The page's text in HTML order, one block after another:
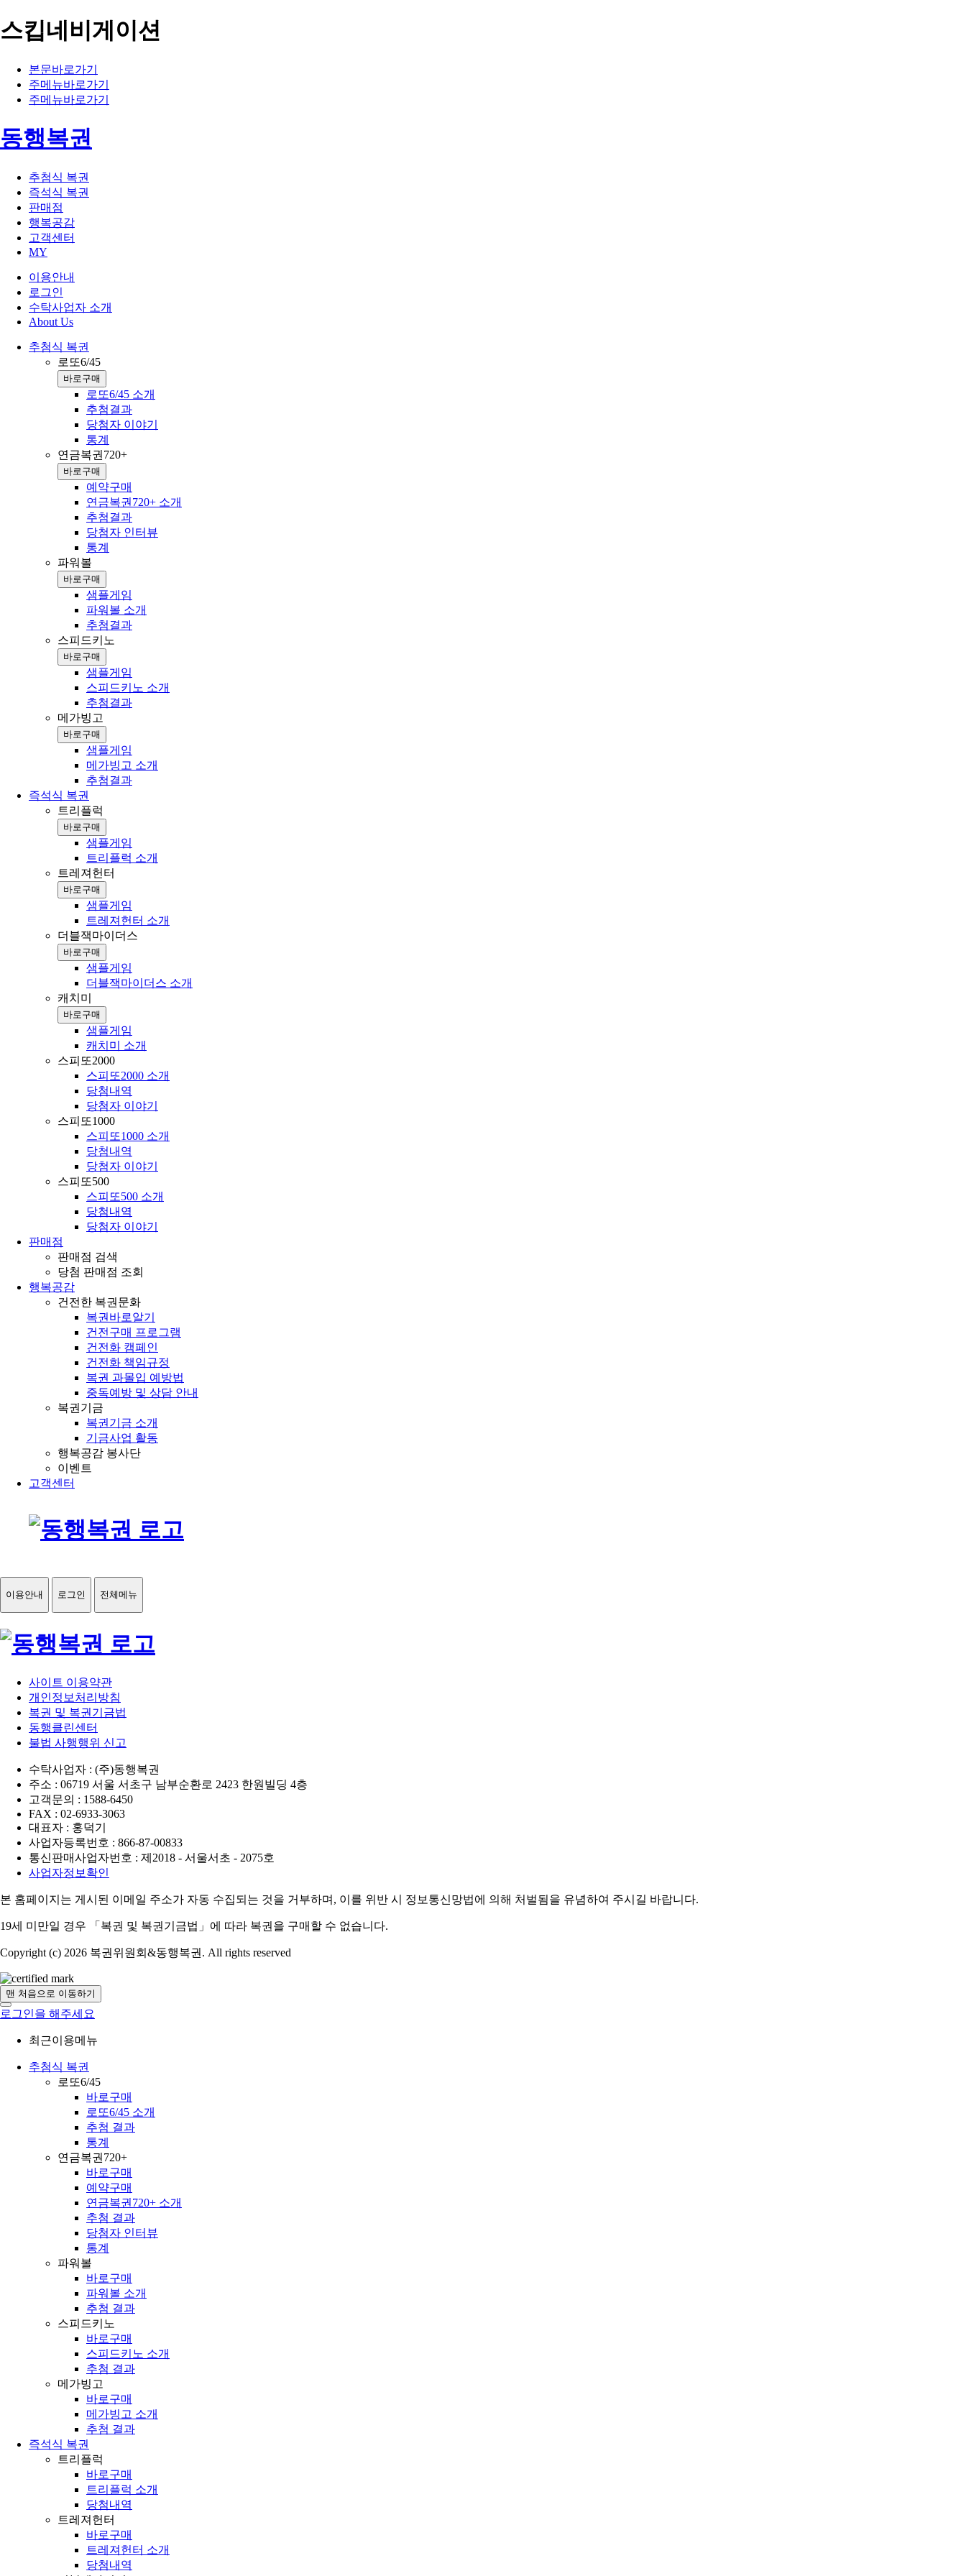
스킵네비게이션
본문바로가기
주메뉴바로가기
주메뉴바로가기
동행복권
추첨식 복권
즉석식 복권
판매점
행복공감
고객센터
MY
이용안내
로그인
수탁사업자 소개
About Us
추첨식 복권
로또6/45
바로구매
로또6/45 소개
추첨결과
당첨자 이야기
통계
연금복권720+
바로구매
예약구매
연금복권720+ 소개
추첨결과
당첨자 인터뷰
통계
파워볼
바로구매
샘플게임
파워볼 소개
추첨결과
스피드키노
바로구매
샘플게임
스피드키노 소개
추첨결과
메가빙고
바로구매
샘플게임
메가빙고 소개
추첨결과
즉석식 복권
트리플럭
바로구매
샘플게임
트리플럭 소개
트레져헌터
바로구매
샘플게임
트레져헌터 소개
더블잭마이더스
바로구매
샘플게임
더블잭마이더스 소개
캐치미
바로구매
샘플게임
캐치미 소개
스피또2000
스피또2000 소개
당첨내역
당첨자 이야기
스피또1000
스피또1000 소개
당첨내역
당첨자 이야기
스피또500
스피또500 소개
당첨내역
당첨자 이야기
판매점
판매점 검색
당첨 판매점 조회
행복공감
건전한 복권문화
복권바로알기
건전구매 프로그램
건전화 캠페인
건전화 책임규정
복권 과몰입 예방법
중독예방 및 상담 안내
복권기금
복권기금 소개
기금사업 활동
행복공감 봉사단
이벤트
고객센터
이용안내 로그인 전체메뉴
사이트 이용약관
개인정보처리방침
복권 및 복권기금법
동행클린센터
불법 사행행위 신고
수탁사업자 : (주)동행복권
주소 : 06719 서울 서초구 남부순환로 2423 한원빌딩 4층
고객문의 : 1588-6450
FAX : 02-6933-3063
대표자 : 홍덕기
사업자등록번호 : 866-87-00833
통신판매사업자번호 : 제2018 - 서울서초 - 2075호
사업자정보확인
본 홈페이지는 게시된 이메일 주소가 자동 수집되는 것을 거부하며, 이를 위반 시 정보통신망법에 의해 처벌됨을 유념하여 주시길 바랍니다.
19세 미만일 경우 「복권 및 복권기금법」에 따라 복권을 구매할 수 없습니다.
Copyright (c) 2026 복권위원회&동행복권. All rights reserved
맨 처음으로 이동하기
로그인을 해주세요
최근이용메뉴
추첨식 복권
로또6/45
바로구매
로또6/45 소개
추첨 결과
통계
연금복권720+
바로구매
예약구매
연금복권720+ 소개
추첨 결과
당첨자 인터뷰
통계
파워볼
바로구매
파워볼 소개
추첨 결과
스피드키노
바로구매
스피드키노 소개
추첨 결과
메가빙고
바로구매
메가빙고 소개
추첨 결과
즉석식 복권
트리플럭
바로구매
트리플럭 소개
당첨내역
트레져헌터
바로구매
트레져헌터 소개
당첨내역